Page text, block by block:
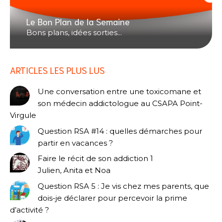
Le Bon Plan de la Semaine
Bons plans, idées sorties...
ARTICLES LES PLUS LUS
Une conversation entre une toxicomane et
son médecin addictologue au CSAPA Point-
Virgule
Question RSA #14 : quelles démarches pour
partir en vacances ?
Faire le récit de son addiction 1
Julien, Anita et Noa
Question RSA 5 : Je vis chez mes parents, que
dois-je déclarer pour percevoir la prime
d’activité ?